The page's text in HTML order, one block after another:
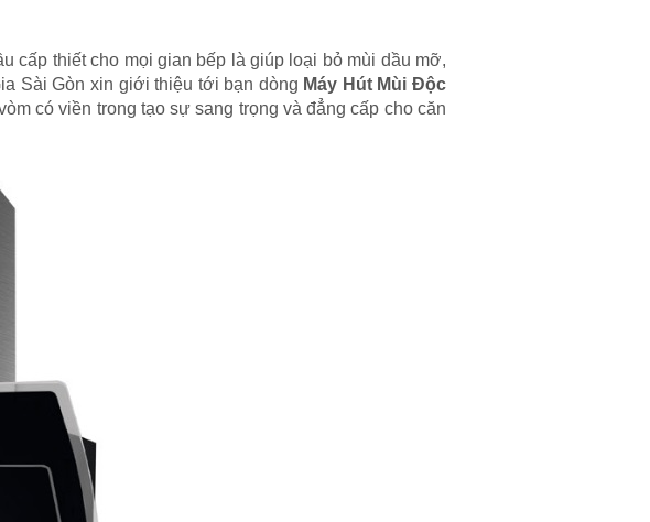
cấp thiết cho mọi gian bếp là giúp loại bỏ mùi dầu mỡ,
Sài Gòn xin giới thiệu tới bạn dòng Máy Hút Mùi Độc
có viền trong tạo sự sang trọng và đẳng cấp cho căn